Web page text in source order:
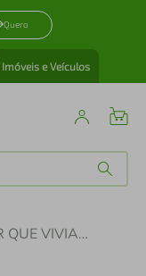
Quero
Imóveis e Veículos
A MULHER QUE VIVIA DE PROPÓSITO